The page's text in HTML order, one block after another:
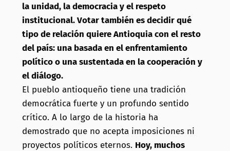
la unidad, la democracia y el respeto
institucional. Votar también es decidir qué
tipo de relación quiere Antioquia con el resto
del país: una basada en el enfrentamiento
político o una sustentada en la cooperación y
el diálogo.
El pueblo antioqueño tiene una tradición
democrática fuerte y un profundo sentido
crítico. A lo largo de la historia ha
demostrado que no acepta imposiciones ni
proyectos políticos eternos. Hoy, muchos